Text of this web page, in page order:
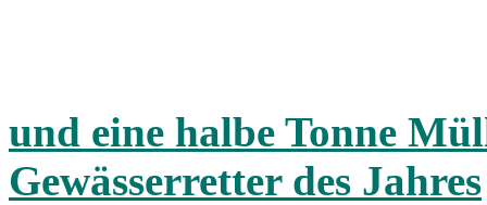
und eine halbe Tonne
Gewässerretter des Jahres